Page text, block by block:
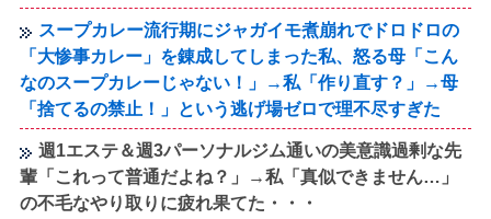
スープカレー流行期にジャガイモ煮崩れでドロドロの
「大惨事カレー」を錬成してしまった私、怒る母「こん
なのスープカレーじゃない！」→私「作り直す？」→母
「捨てるの禁止！」という逃げ場ゼロで理不尽すぎた
週1エステ＆週3パーソナルジム通いの美意識過剰な先
輩「これって普通だよね？」→私「真似できません…」
の不毛なやり取りに疲れ果てた・・・